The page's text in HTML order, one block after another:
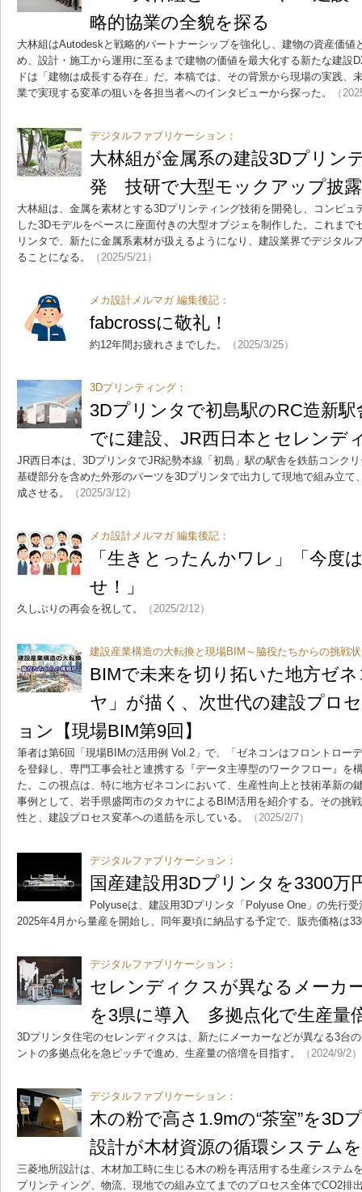
略的協業の全貌を探る
大林組はAutodeskと戦略的パートナーシップを強化し、建物の資産価値
め、設計・施工から運用に至るまで建物の価値を最大化する新たな建設
ドは「建物は成長する存在」だ。本稿では、その背景から現場の実践、
業で実現する変革の狙いを各担当者へのインタビューから探った。
（
デジタルファブリケーション：
大林組が金属系の建設3Dプリン
発 技研で大型モックアップ披露
大林組は、金属を素材とする3Dプリンティング技術を開発し、コンピュ
した3Dモデルをベースに座面付きの大型オブジェを制作した。これまで
リンタで、新たに金属系素材が扱えるようになり、建設業界でデジタル
ることになる。
（2025/5/21）
メカ設計メルマガ 編集後記：
fabcrossに敬礼！
約12年間お疲れさまでした。 （2025/3/25）
3Dプリンティング：
3Dプリンタで初島駅のRC造新
でに建設、JR西日本とセレンデ
JR西日本は、3DプリンタでJR紀勢本線「初島」駅の駅舎を鉄筋コンク
基礎部分を含めた外形のパーツを3Dプリンタで出力して現地で組み立て
成させる。
（2025/3/12）
メカ設計メルマガ 編集後記：
「生きとったんかワレ」「今度
せ！」
久しぶりの再会を祝して。 （2025/2/12）
建設産業構造の大転換と現場BIM～脇役たちからの挑戦
BIMで未来を切り拓いた地方ゼ
ヤ」が描く、次世代の建設プロ
ョン【現場BIM第9回】
筆者は第6回「現場BIMの活用例 Vol.2」で、「ゼネコンはフロントロー
を登録し、専門工事会社と連携する『データ主導型のワークフロー』を
た。この視点は、特に地方ゼネコンにおいて、生産性向上と技術革新の
事例として、岩手県盛岡市のタカヤによるBIM活用を紹介する。その挑
性と、建設プロセス変革への道筋を示している。
（2025/2/7）
デジタルファブリケーション：
国産建設用3Dプリンタを3300万
Polyuseは、建設用3Dプリンタ「Polyuse One」の先行
2025年4月から量産を開始し、同年夏頃に納品する予定で、販売価格は
デジタルファブリケーション：
セレンディクスが異なるメーカ
を3県に導入 多拠点化で生産量
3Dプリンタ住宅のセレンディクスは、新たにメーカーなどが異なる3台
ントの多拠点化を急ピッチで進め、生産量の倍増を目指す。
（2024/9/2）
デジタルファブリケーション：
木の粉で高さ1.9mの“茶室”を
設計が木材資源の循環システム
三菱地所設計は、木材加工時に生じる木の粉を再活用する生産システム
プリンティング、物流、現地での組み立てまでのプロセス全体でCO2排